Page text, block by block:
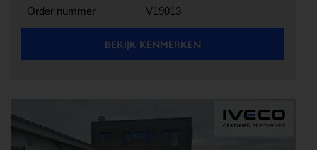
Order nummer V19013
BEKIJK KENMERKEN